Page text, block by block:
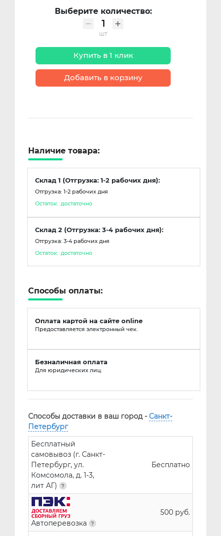
Выберите количество:
шт
Купить в 1 клик
Добавить в корзину
Наличие товара:
Склад 1 (Отгрузка: 1-2 рабочих дня):
Отгрузка: 1-2 рабочих дня
Остаток: достаточно
Склад 2 (Отгрузка: 3-4 рабочих дня):
Отгрузка: 3-4 рабочих дня
Остаток: достаточно
Способы оплаты:
Оплата картой на сайте online
Предоставляется электронный чек.
Безналичная оплата
Для юридических лиц.
Способы доставки в ваш город - Санкт-
Петербург
Бесплатный
самовывоз (г. Санкт-
Петербург, ул.
Комсомола, д. 1-3,
лит АГ)
Бесплатно
Автоперевозка
500 руб.